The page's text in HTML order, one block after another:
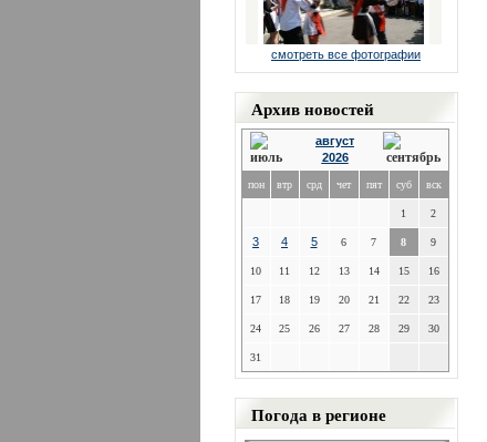
смотреть все фотографии
Архив новостей
август
2026
пон втр срд чет пят суб вск
1 2
3 4 5 6 7 8 9
10 11 12 13 14 15 16
17 18 19 20 21 22 23
24 25 26 27 28 29 30
31
Погода в регионе